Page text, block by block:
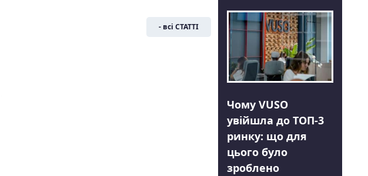
- всі СТАТТІ
Чому VUSO
увійшла до ТОП-3
ринку: що для
цього було
зроблено